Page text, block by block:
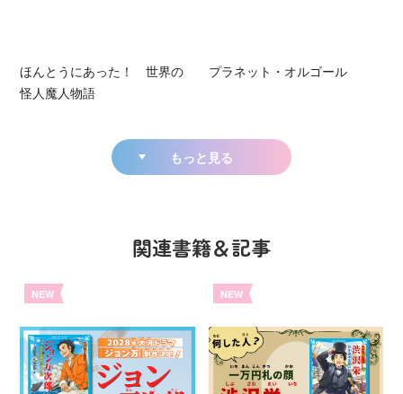
ほんとうにあった！ 世界の
怪人魔人物語
プラネット・オルゴール
もっと見る
関連書籍＆記事
NEW NEW